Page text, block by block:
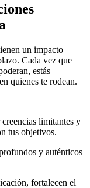
un impacto
Cada vez que
estás
quienes te rodean.
limitantes y
tus objetivos.
y auténticos
fortalecen el